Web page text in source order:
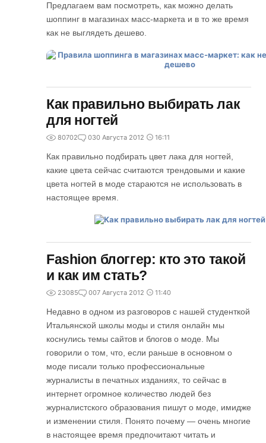
Предлагаем вам посмотреть, как можно делать
шоппинг в магазинах масс-маркета и в то же время
как не выглядеть дешево.
Как правильно выбирать лак
для ногтей
80702 030 Августа 2012 16:11
Как правильно подбирать цвет лака для ногтей,
какие цвета сейчас считаются трендовыми и какие
цвета ногтей в моде стараются не использовать в
настоящее время.
Fashion блоггер: кто это такой
и как им стать?
23085 007 Августа 2012 11:40
Недавно в одном из разговоров с нашей студенткой
Итальянской школы моды и стиля онлайн мы
коснулись темы сайтов и блогов о моде. Мы
говорили о том, что, если раньше в основном о
моде писали только профессиональные
журналисты в печатных изданиях, то сейчас в
интернет огромное количество людей без
журналистского образования пишут о моде, имидже
и изменении стиля. Понято почему — очень многие
в настоящее время предпочитают читать и